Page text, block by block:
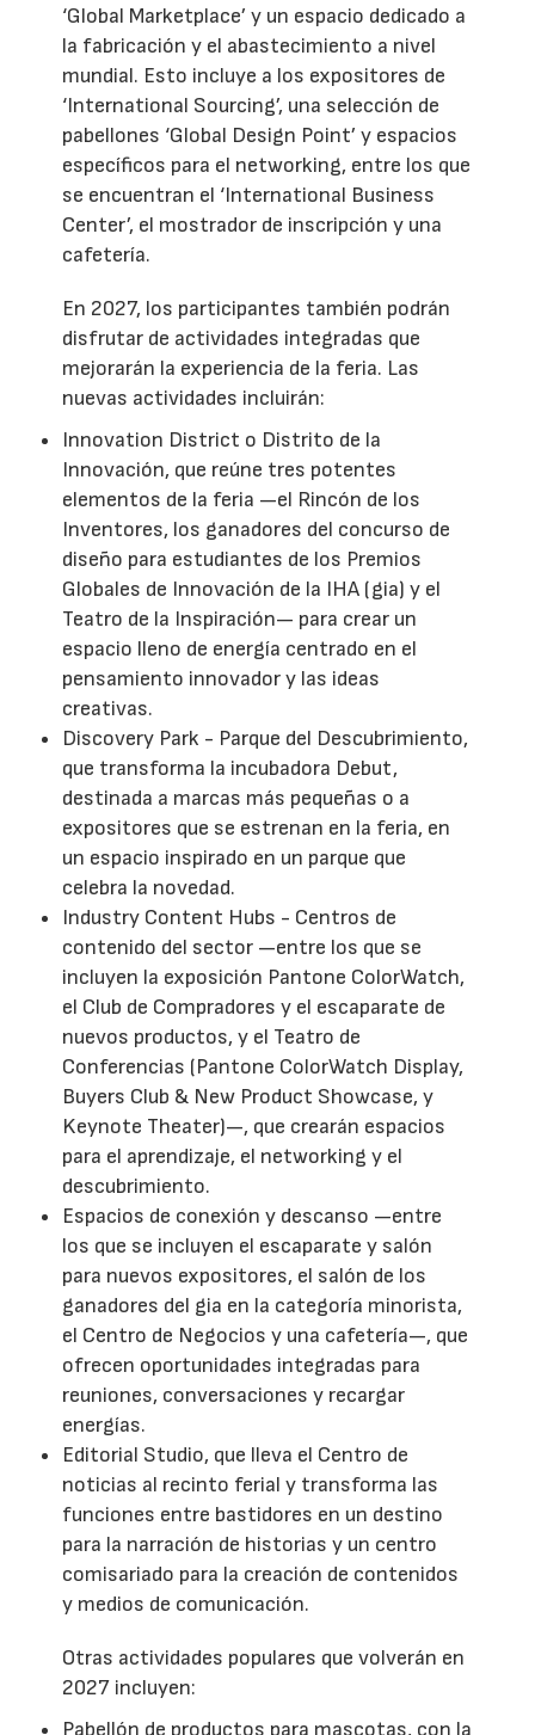
‘Global Marketplace’ y un espacio dedicado a
la fabricación y el abastecimiento a nivel
mundial. Esto incluye a los expositores de
‘International Sourcing’, una selección de
pabellones ‘Global Design Point’ y espacios
específicos para el networking, entre los que
se encuentran el ‘International Business
Center’, el mostrador de inscripción y una
cafetería.
En 2027, los participantes también podrán
disfrutar de actividades integradas que
mejorarán la experiencia de la feria. Las
nuevas actividades incluirán:
Innovation District o Distrito de la
Innovación, que reúne tres potentes
elementos de la feria —el Rincón de los
Inventores, los ganadores del concurso de
diseño para estudiantes de los Premios
Globales de Innovación de la IHA (gia) y el
Teatro de la Inspiración— para crear un
espacio lleno de energía centrado en el
pensamiento innovador y las ideas
creativas.
Discovery Park - Parque del Descubrimiento,
que transforma la incubadora Debut,
destinada a marcas más pequeñas o a
expositores que se estrenan en la feria, en
un espacio inspirado en un parque que
celebra la novedad.
Industry Content Hubs - Centros de
contenido del sector —entre los que se
incluyen la exposición Pantone ColorWatch,
el Club de Compradores y el escaparate de
nuevos productos, y el Teatro de
Conferencias (Pantone ColorWatch Display,
Buyers Club & New Product Showcase, y
Keynote Theater)—, que crearán espacios
para el aprendizaje, el networking y el
descubrimiento.
Espacios de conexión y descanso —entre
los que se incluyen el escaparate y salón
para nuevos expositores, el salón de los
ganadores del gia en la categoría minorista,
el Centro de Negocios y una cafetería—, que
ofrecen oportunidades integradas para
reuniones, conversaciones y recargar
energías.
Editorial Studio, que lleva el Centro de
noticias al recinto ferial y transforma las
funciones entre bastidores en un destino
para la narración de historias y un centro
comisariado para la creación de contenidos
y medios de comunicación.
Otras actividades populares que volverán en
2027 incluyen:
Pabellón de productos para mascotas, con la